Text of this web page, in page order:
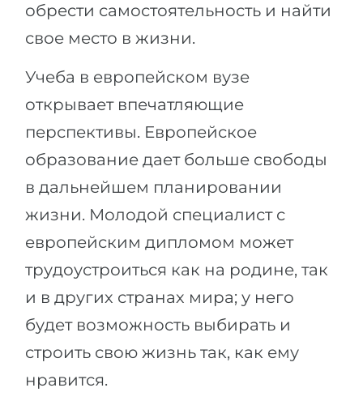
Портфолио
ГЕОГРАФИЯ
Земли
Города
ПРОФЕССИИ
Профессии
Специальности
Примеры вакансий
КАРЬЕРНОЕ ОРИЕНТИРОВАНИЕ
Тест Голланда
Тест Карта Интересов
1 курса
2-3 курса
ПОСТУПАЕМ НА...
Медицина
Инженерия
Физика
Менеджмент
Другая специальность
ПОСТУПАЕМ ИЗ...
Россия
Украина
Казахстан
обрести самостоятельность и найти
свое место в жизни.
Учеба в европейском вузе
открывает впечатляющие
перспективы. Европейское
образование дает больше свободы
в дальнейшем планировании
жизни. Молодой специалист с
европейским дипломом может
трудоустроиться как на родине, так
и в других странах мира; у него
будет возможность выбирать и
строить свою жизнь так, как ему
нравится.